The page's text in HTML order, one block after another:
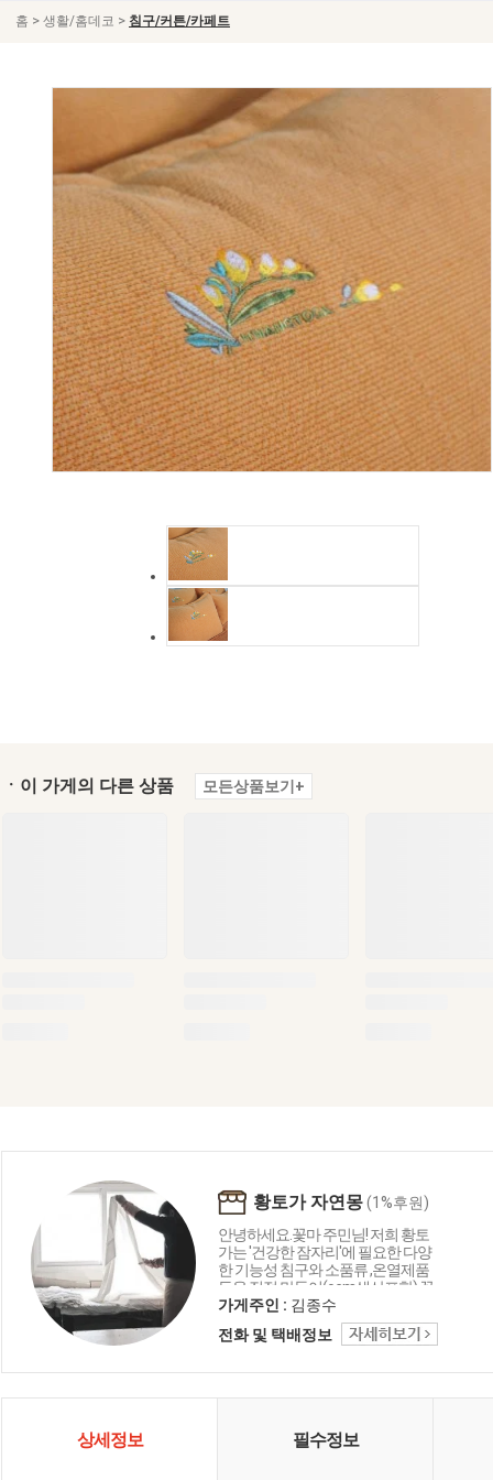
홈 > 생활/홈데코 > 침구/커튼/카페트
ㆍ이 가게의 다른 상품 모든상품보기+
황토가 자연몽(1%후원)
안녕하세요.꽃마 주민님! 저희 황토
가는 '건강한 잠자리'에 필요한 다양
한 기능성 침구와 소품류 ,온열제품
등을 직접 만들어(oem생산포함) 꽃
마를 비롯한 국내 유수의 유기농관
련 조합,매장 등에 제품을 공급하는
회사입니다. 2007년부터 꽃마와 따
한 사랑을 받아 늘 감사한 마음입니
로 꽃마 주민님들께 더욱 사랑받는
황토가가 되도록 노력하겠습니다.
가게주인 : 김종수
전화 및 택배정보
상세정보 필수정보